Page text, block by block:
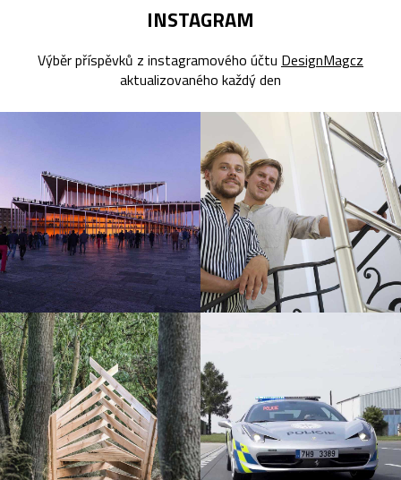
INSTAGRAM
Výběr příspěvků z instagramového účtu DesignMagcz
aktualizovaného každý den